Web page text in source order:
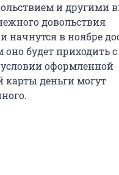
и другими
довольствия
в ноябре
будет приходить с
оформленной
карты деньги могут